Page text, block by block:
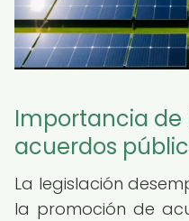
Importancia de
acuerdos
La legislación
la promoción de